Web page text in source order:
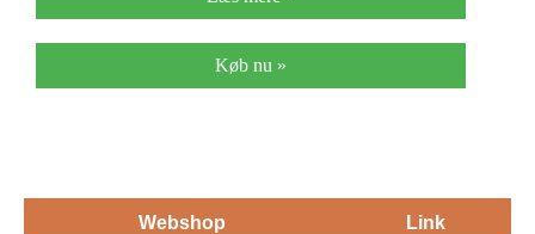
Køb nu »
Webshop Link